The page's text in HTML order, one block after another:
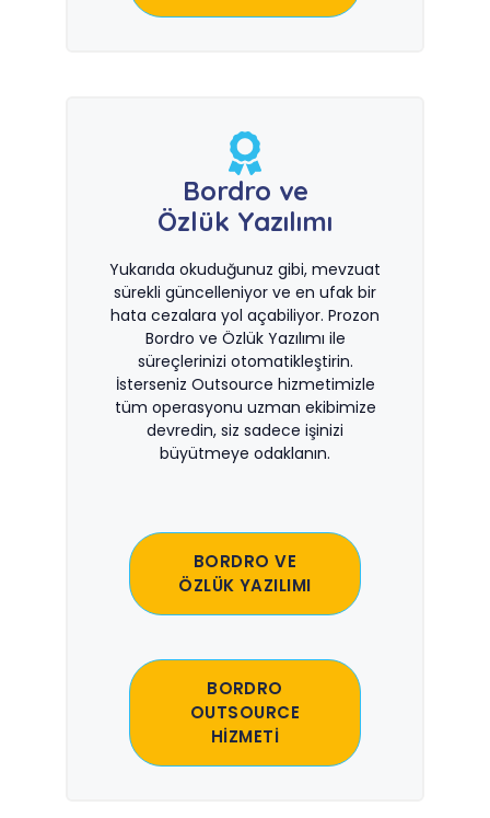
Bordro ve
Özlük Yazılımı
Yukarıda okuduğunuz gibi, mevzuat
sürekli güncelleniyor ve en ufak bir
hata cezalara yol açabiliyor. Prozon
Bordro ve Özlük Yazılımı ile
süreçlerinizi otomatikleştirin.
İsterseniz Outsource hizmetimizle
tüm operasyonu uzman ekibimize
devredin, siz sadece işinizi
büyütmeye odaklanın.
BORDRO VE
ÖZLÜK YAZILIMI
BORDRO
OUTSOURCE
HİZMETİ